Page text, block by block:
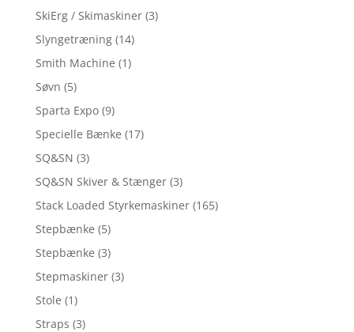
SkiErg / Skimaskiner (3)
Slyngetræning (14)
Smith Machine (1)
Søvn (5)
Sparta Expo (9)
Specielle Bænke (17)
SQ&SN (3)
SQ&SN Skiver & Stænger (3)
Stack Loaded Styrkemaskiner (165)
Stepbænke (5)
Stepbænke (3)
Stepmaskiner (3)
Stole (1)
Straps (3)